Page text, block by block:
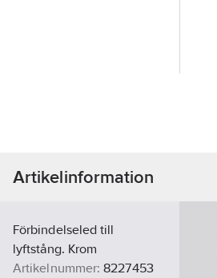
Artikelinformation
Förbindelseled till
lyftstång. Krom
Artikelnummer: 8227453